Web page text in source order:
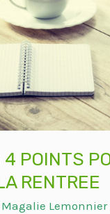
4 POINTS
RENTREE
Magalie Lemonnier